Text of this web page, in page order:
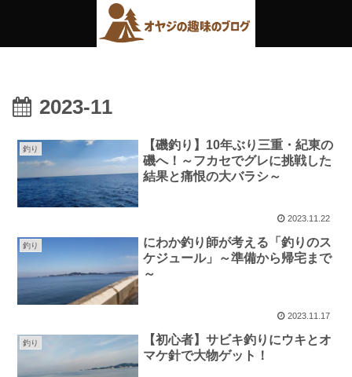
2023-11
釣り
【磯釣り】10年ぶり三重・紀東の
磯へ！～フカセでグレに挑戦した
結果と痛恨の大バラシ～
2023.11.22
釣り
にわか釣り師が考える「釣りのス
ケジュール」～準備から帰宅まで
～
2023.11.17
釣り
【初心者】サビキ釣りにウキとオ
マケ針で大物ゲット！